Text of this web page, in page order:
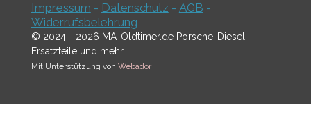
Impressum - Datenschutz - AGB -
Widerrufsbelehrung
© 2024 - 2026 MA-Oldtimer.de Porsche-Diesel
Ersatzteile und mehr....
Mit Unterstützung von Webador